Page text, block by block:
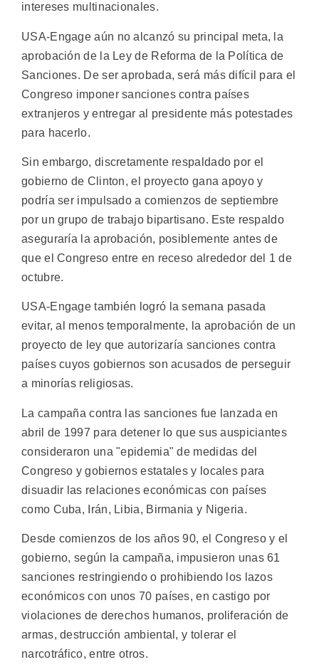
intereses multinacionales.
USA-Engage aún no alcanzó su principal meta, la
aprobación de la Ley de Reforma de la Política de
Sanciones. De ser aprobada, será más difícil para el
Congreso imponer sanciones contra países
extranjeros y entregar al presidente más potestades
para hacerlo.
Sin embargo, discretamente respaldado por el
gobierno de Clinton, el proyecto gana apoyo y
podría ser impulsado a comienzos de septiembre
por un grupo de trabajo bipartisano. Este respaldo
aseguraría la aprobación, posiblemente antes de
que el Congreso entre en receso alrededor del 1 de
octubre.
USA-Engage también logró la semana pasada
evitar, al menos temporalmente, la aprobación de un
proyecto de ley que autorizaría sanciones contra
países cuyos gobiernos son acusados de perseguir
a minorías religiosas.
La campaña contra las sanciones fue lanzada en
abril de 1997 para detener lo que sus auspiciantes
consideraron una "epidemia" de medidas del
Congreso y gobiernos estatales y locales para
disuadir las relaciones económicas con países
como Cuba, Irán, Libia, Birmania y Nigeria.
Desde comienzos de los años 90, el Congreso y el
gobierno, según la campaña, impusieron unas 61
sanciones restringiendo o prohibiendo los lazos
económicos con unos 70 países, en castigo por
violaciones de derechos humanos, proliferación de
armas, destrucción ambiental, y tolerar el
narcotráfico, entre otros.